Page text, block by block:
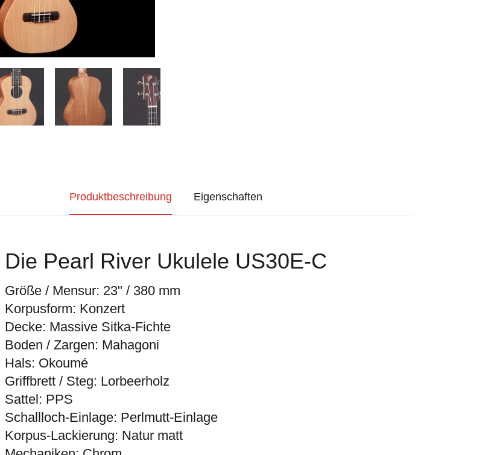
Produktbeschreibung Eigenschaften
Die Pearl River Ukulele US30E-C
Größe / Mensur: 23" / 380 mm
Korpusform: Konzert
Decke: Massive Sitka-Fichte
Boden / Zargen: Mahagoni
Hals: Okoumé
Griffbrett / Steg: Lorbeerholz
Sattel: PPS
Schallloch-Einlage: Perlmutt-Einlage
Korpus-Lackierung: Natur matt